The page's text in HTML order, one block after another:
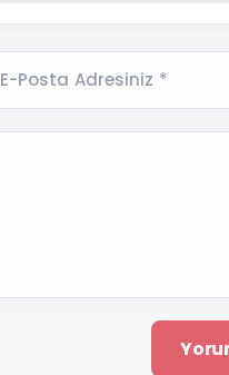
E-Posta Adresiniz *